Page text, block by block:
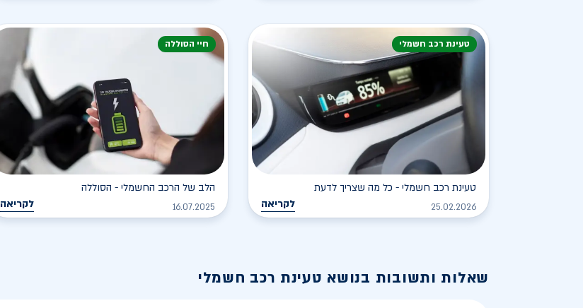
טעינת רכב חשמלי
טעינת רכב חשמלי - כל מה שצריך לדעת
25.02.2026 לקריאה
חיי הסוללה
הלב של הרכב החשמלי - הסוללה
16.07.2025 לקריאה
שאלות ותשובות בנושא טעינת רכב חשמלי